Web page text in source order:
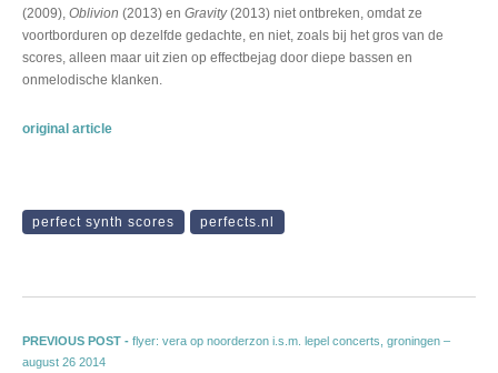
(2009), Oblivion (2013) en Gravity(2013) niet ontbreken, omdat ze
voortborduren op dezelfde gedachte, en niet, zoals bij het gros van de
scores, alleen maar uit zien op effectbejag door diepe bassen en
onmelodische klanken.
original article
perfect synth scores perfects.nl
Post navigation
PREVIOUS POST - Previous post:
flyer: vera op noorderzon i.s.m. lepel concerts, groningen –
august 26 2014